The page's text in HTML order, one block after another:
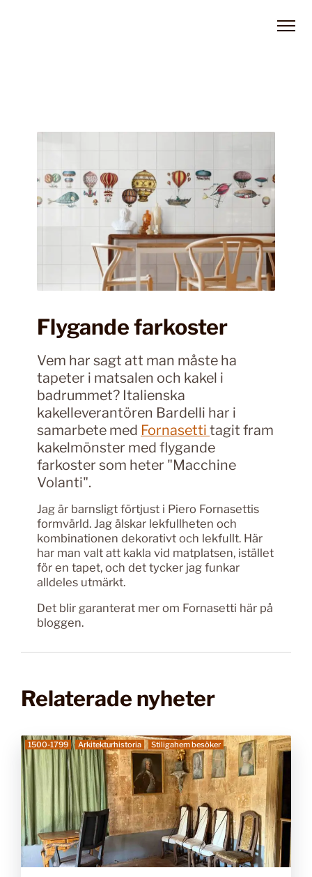
Flygande farkoster
Vem har sagt att man måste ha
tapeter i matsalen och kakel i
badrummet? Italienska
kakelleverantören Bardelli har i
samarbete med Fornasettitagit fram
kakelmönster med flygande
farkoster som heter "Macchine
Volanti".
Jag är barnsligt förtjust i Piero Fornasettis
formvärld. Jag älskar lekfullheten och
kombinationen dekorativt och lekfullt. Här
har man valt att kakla vid matplatsen, istället
för en tapet, och det tycker jag funkar
alldeles utmärkt.
Det blir garanterat mer om Fornasetti här på
bloggen.
Relaterade nyheter
1500-1799 Arkitekturhistoria Stiligahem besöker